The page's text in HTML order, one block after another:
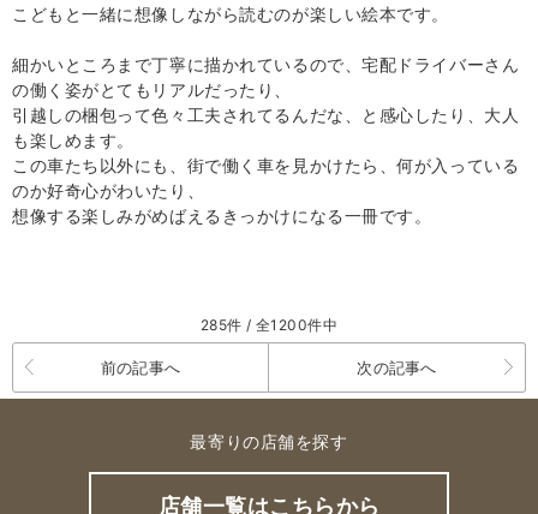
こどもと一緒に想像しながら読むのが楽しい絵本です。
細かいところまで丁寧に描かれているので、宅配ドライバーさん
の働く姿がとてもリアルだったり、
引越しの梱包って色々工夫されてるんだな、と感心したり、大人
も楽しめます。
この車たち以外にも、街で働く車を見かけたら、何が入っている
のか好奇心がわいたり、
想像する楽しみがめばえるきっかけになる一冊です。
285件 / 全1200件中
前の記事へ 次の記事へ
最寄りの店舗を探す
店舗一覧はこちらから